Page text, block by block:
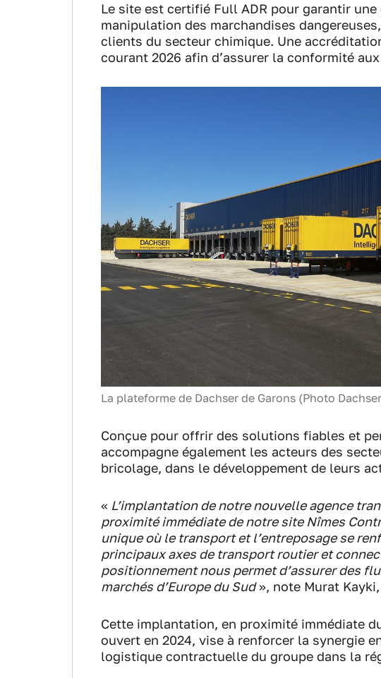
Le site est certifié Full ADR pour garantir
manipulation des marchandises
clients du secteur chimique. Une
courant 2026 afin d’assurer la conformité
La plateforme de Dachser de Garons (Photo
Conçue pour offrir des solutions fiables et
accompagne également les acteurs des
bricolage, dans le développement de leurs
« L’implantation de notre nouvelle agence
proximité immédiate de notre site Nîmes
unique où le transport et l’entreposage se
principaux axes de transport routier et
positionnement nous permet d’assurer des
marchés d’Europe du Sud», note Murat
Cette implantation, en proximité immédiate
ouvert en 2024, vise à renforcer la synergie
logistique contractuelle du groupe dans la